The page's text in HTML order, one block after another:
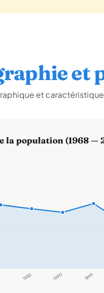
et
et
la population (1968 —
1982 1990 1999